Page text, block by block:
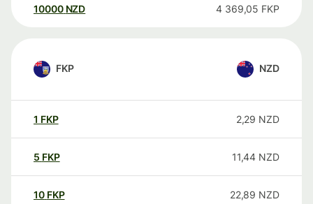
10000 NZD 4 369,05 FKP
FKP NZD
1 FKP 2,29 NZD
5 FKP 11,44 NZD
10 FKP 22,89 NZD